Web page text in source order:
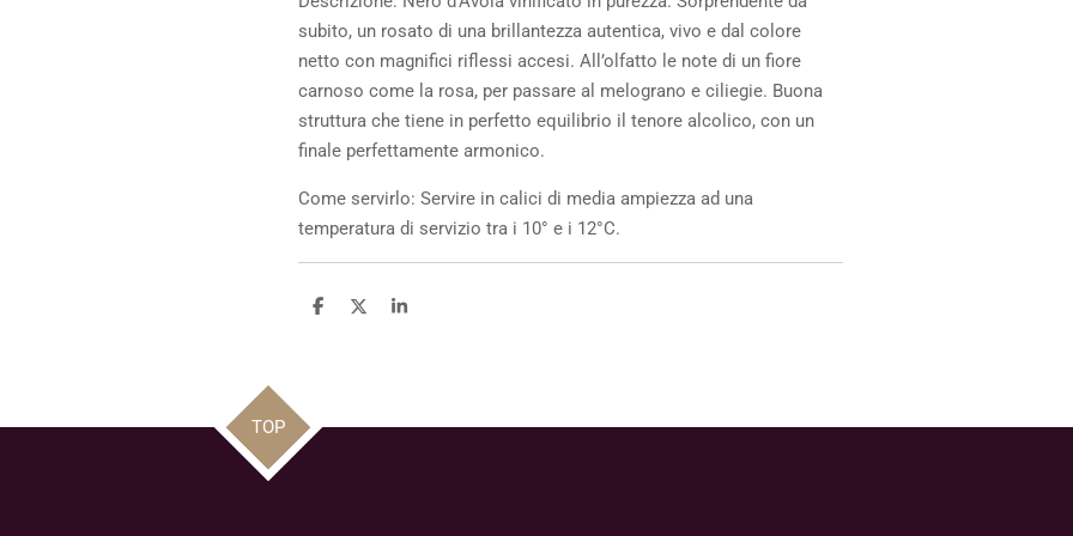
subito, un rosato di una brillantezza autentica, vivo e dal colore
netto con magnifici riflessi accesi. All’olfatto le note di un fiore
carnoso come la rosa, per passare al melograno e ciliegie. Buona
struttura che tiene in perfetto equilibrio il tenore alcolico, con un
finale perfettamente armonico.
Come servirlo: Servire in calici di media ampiezza ad una
temperatura di servizio tra i 10° e i 12°C.
C
d
C
C
TOP